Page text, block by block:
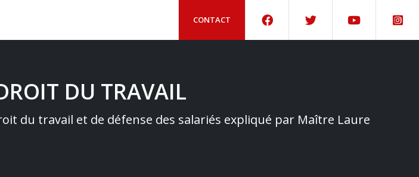
CONTACT
DU TRAVAIL
du travail et de défense des salariés expliqué par Maître Laure